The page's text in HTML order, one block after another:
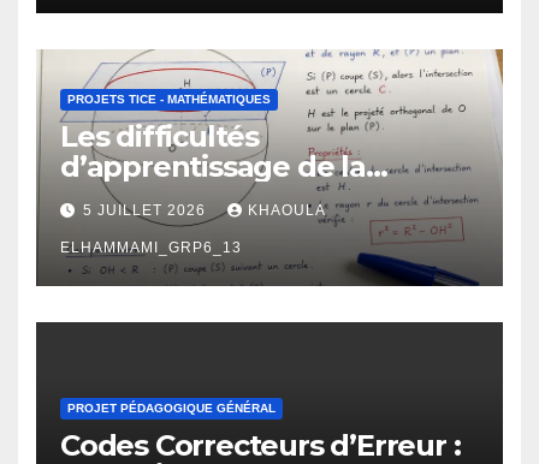
mathématiques
PROJETS TICE - MATHÉMATIQUES
Les difficultés
d’apprentissage de la
géométrie chez les élèves de
2 -ème BAC : manifestations,
causes et propositions de
remédiation.
5 JUILLET 2026 KHAOULA
ELHAMMAMI_GRP6_13
PROJET PÉDAGOGIQUE GÉNÉRAL
Codes Correcteurs d’Erreur :